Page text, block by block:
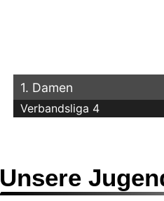
1. Damen
Verbandsliga 4
Unsere